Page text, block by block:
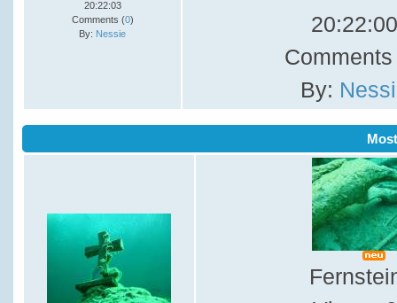
20:22:03
Comments (0)
By: Nessie
20:22:00
Comments
By: